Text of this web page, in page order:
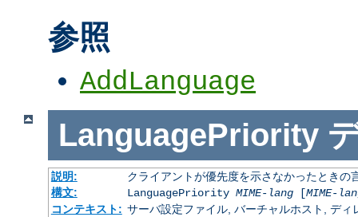
参照
AddLanguage
LanguagePriority
説明:
クライアントが優先度を示さなかったときの
構文:
LanguagePriority MIME-lang[MIME-
コンテキスト: サーバ設定ファイル, バーチャルホスト, ディ